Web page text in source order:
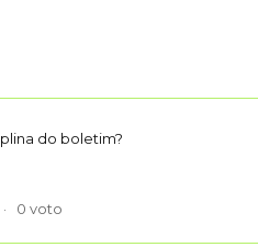
do boletim?
0 voto